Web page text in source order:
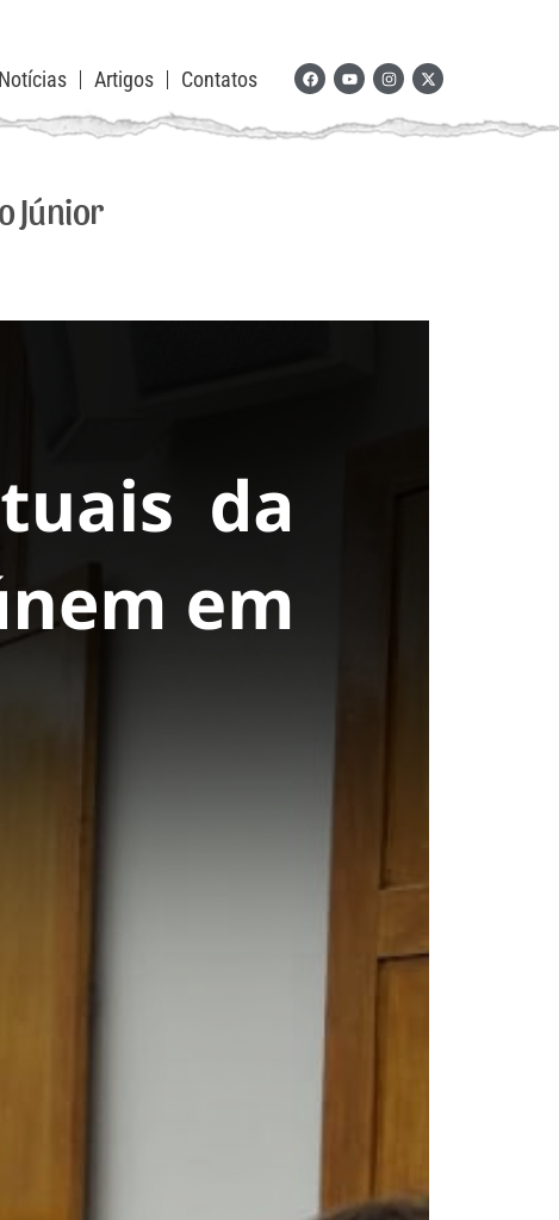
Notícias Artigos Contatos
Júnior